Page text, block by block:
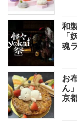
和
「
魂
お
ん
京